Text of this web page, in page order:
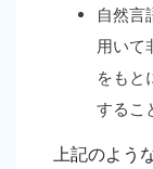
自然言
用いて
をもと
するこ
上記のよう